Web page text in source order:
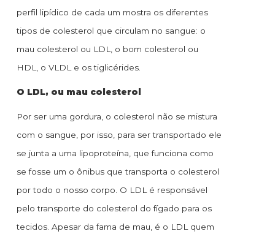
perfil lipídico de cada um mostra os diferentes
tipos de colesterol que circulam no sangue: o
mau colesterol ou LDL, o bom colesterol ou
HDL, o VLDL e os tiglicérides.
O LDL, ou mau colesterol
Por ser uma gordura, o colesterol não se mistura
com o sangue, por isso, para ser transportado ele
se junta a uma lipoproteína, que funciona como
se fosse um o ônibus que transporta o colesterol
por todo o nosso corpo. O LDL é responsável
pelo transporte do colesterol do fígado para os
tecidos. Apesar da fama de mau, é o LDL quem